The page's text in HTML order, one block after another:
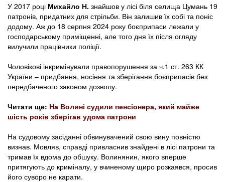
У 2017 році Михайло Н. знайшов у лісі біля селища Цумань 19
патронів, придатних для стрільби. Він залишив їх собі та поніс
додому. Аж до 18 серпня 2024 року боєприпаси лежали у
господарському приміщенні, але того дня їх після огляду
вилучили працівники поліції.
Чоловікові інкримінували правопорушення за ч.1 ст. 263 КК
України – придбання, носіння та зберігання боєприпасів без
передбаченого законом дозволу.
Читати ще: На Волині судили пенсіонера, який майже
шість років зберігав удома патрони
На судовому засіданні обвинувачений свою вину повністю
визнав. Мовляв, справді привласнив знайдені в лісі патрони та
тримав їх вдома до обшуку. Волинянин, якого вперше
притягують до криміналу, у вчиненому щиро розкаявся, просив
його суворо не карати.